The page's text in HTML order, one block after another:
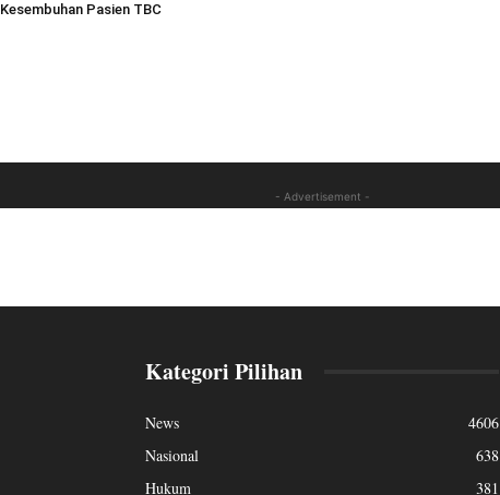
Kesembuhan Pasien TBC
- Advertisement -
Kategori Pilihan
News
4606
Nasional
638
Hukum
381